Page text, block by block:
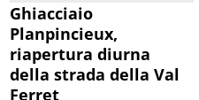
Ghiacciaio
Planpincieux,
riapertura diurna
della strada della Val
Ferret